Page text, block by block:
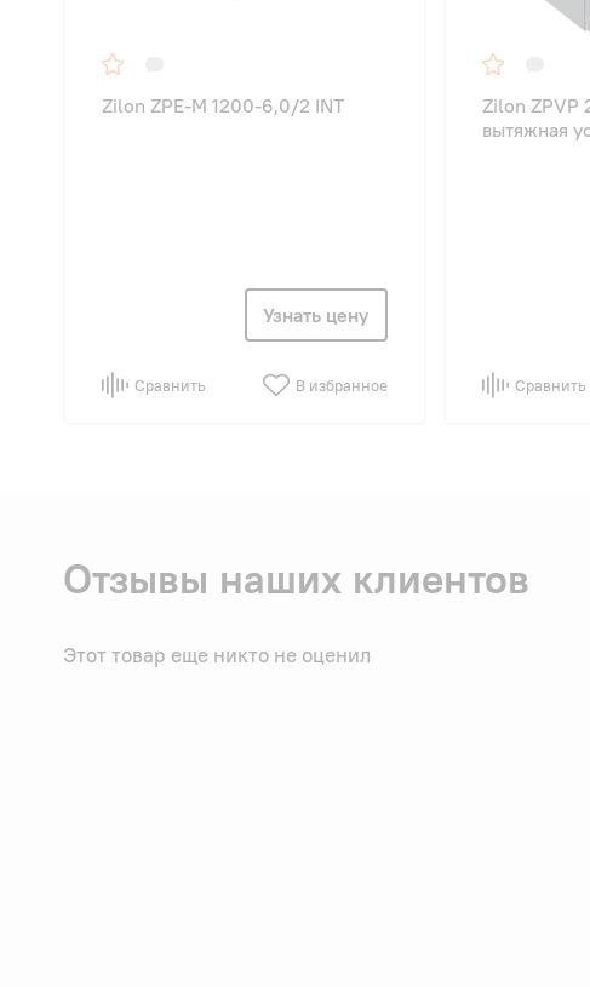
Zilon ZPE-M 1200-6,0/2 INT
Узнать цену
Сравнить В избранное
Zilon ZPVP
вытяжная
Сравнить
Отзывы наших клиентов
Этот товар еще никто не оценил